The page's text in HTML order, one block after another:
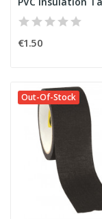
€1.50
Out-Of-Stock